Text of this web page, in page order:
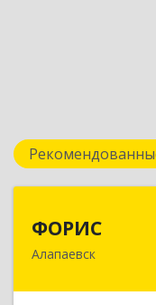
ФОРИС
Алапаевск
624601,